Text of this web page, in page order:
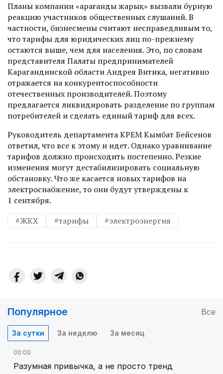
Планы компании «Қарағанды жарық» вызвали бурную
реакцию участников общественных слушаний. В
частности, бизнесмены считают несправедливым то,
что тарифы для юридических лиц по-прежнему
остаются выше, чем для населения. Это, по словам
представителя Палаты предпринимателей
Карагандинской области Андрея Витика, негативно
отражается на конкурентоспособности
отечественных производителей. Поэтому
предлагается ликвидировать разделение по группам
потребителей и сделать единый тариф для всех.
Руководитель департамента КРЕМ Кымбат Бейсенов
ответил, что все к этому и идет. Однако уравнивание
тарифов должно происходить постепенно. Резкие
изменения могут дестабилизировать социальную
обстановку. Что же касается новых тарифов на
электроснабжение, то они будут утверждены к
1 сентября.
#ЖКХ
#тарифы #электроэнергия
Популярное Все
За сутки За неделю За месяц
00:00
Разумная привычка, а не просто тренд